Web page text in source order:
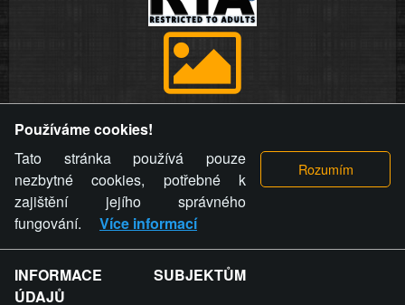
videa a komentáře. Osoba, které se toto opatření provozovatele
stránky týče, ani osoba, která umístila fotografii nebo video na
stránku, nemůže z důvodu odstranění fotografie, videa nebo
komentáře pro výše uvedenou okolnost uplatnit vůči
provozovateli stránky žádný nárok na náhradu škody nebo
nemajetkové újmy.
ZVRÁCENÝ.CZ - Svět není zvrácenej. To jen
Používáme cookies!
Tato stránka používá pouze
nezbytné cookies, potřebné k
zajištění jejího správného
fungování.
Více informací
INFORMACE SUBJEKTŮM
ÚDAJŮ